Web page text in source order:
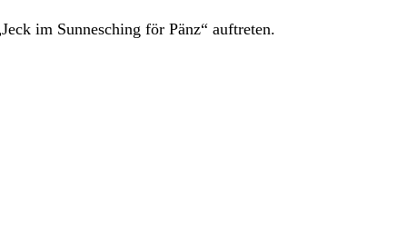
im Sunnesching för Pänz“ auftreten.